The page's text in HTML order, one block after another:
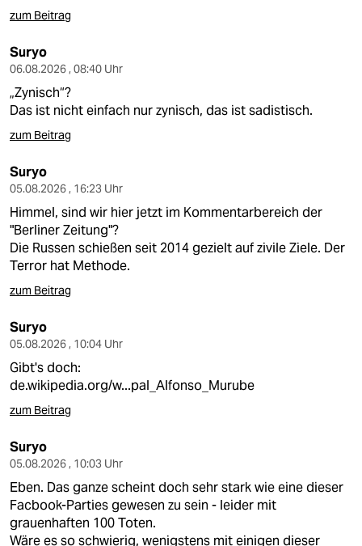
zum Beitrag
Suryo
06.08.2026 , 08:40 Uhr
„Zynisch“?
Das ist nicht einfach nur zynisch, das ist sadistisch.
zum Beitrag
Suryo
05.08.2026 , 16:23 Uhr
Himmel, sind wir hier jetzt im Kommentarbereich der
"Berliner Zeitung"?
Die Russen schießen seit 2014 gezielt auf zivile Ziele. Der
Terror hat Methode.
zum Beitrag
Suryo
05.08.2026 , 10:04 Uhr
Gibt's doch:
de.wikipedia.org/w...pal_Alfonso_Murube
zum Beitrag
Suryo
05.08.2026 , 10:03 Uhr
Eben. Das ganze scheint doch sehr stark wie eine dieser
Facbook-Parties gewesen zu sein - leider mit
grauenhaften 100 Toten.
Wäre es so schwierig, wenigstens mit einigen dieser